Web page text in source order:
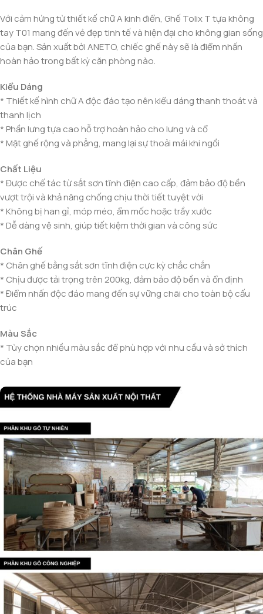
Với cảm hứng từ thiết kế chữ A kinh điển, Ghế Tolix T tựa không
tay T01 mang đến vẻ đẹp tinh tế và hiện đại cho không gian sống
của bạn. Sản xuất bởi ANETO, chiếc ghế này sẽ là điểm nhấn
hoàn hảo trong bất kỳ căn phòng nào.
Kiểu Dáng
* Thiết kế hình chữ A độc đáo tạo nên kiểu dáng thanh thoát và
thanh lịch
* Phần lưng tựa cao hỗ trợ hoàn hảo cho lưng và cổ
* Mặt ghế rộng và phẳng, mang lại sự thoải mái khi ngồi
Chất Liệu
* Được chế tác từ sắt sơn tĩnh điện cao cấp, đảm bảo độ bền
vượt trội và khả năng chống chịu thời tiết tuyệt vời
* Không bị han gỉ, móp méo, ẩm mốc hoặc trầy xước
* Dễ dàng vệ sinh, giúp tiết kiệm thời gian và công sức
Chân Ghế
* Chân ghế bằng sắt sơn tĩnh điện cực kỳ chắc chắn
* Chịu được tải trọng trên 200kg, đảm bảo độ bền và ổn định
* Điểm nhấn độc đáo mang đến sự vững chãi cho toàn bộ cấu
trúc
Màu Sắc
* Tùy chọn nhiều màu sắc để phù hợp với nhu cầu và sở thích
của bạn